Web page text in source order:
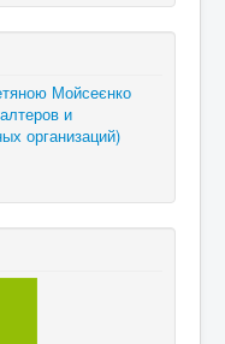
Мойсеєнко
и
организаций)